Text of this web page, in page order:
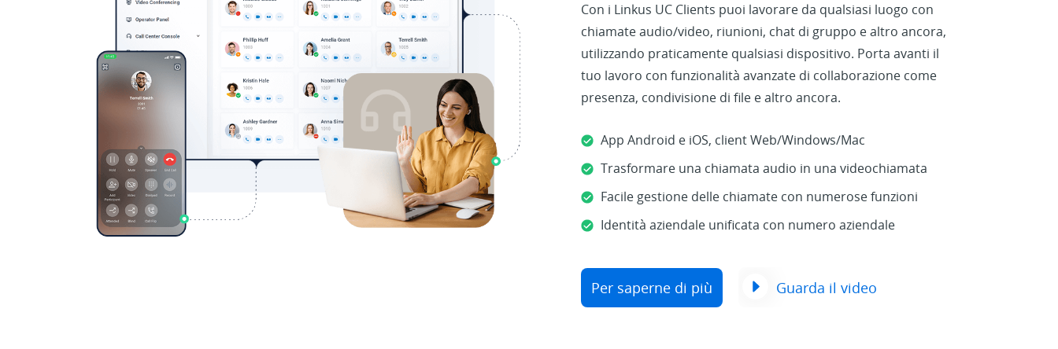
Con i Linkus UC Clients puoi lavorare da qualsiasi luogo con
chiamate audio/video, riunioni, chat di gruppo e altro ancora,
utilizzando praticamente qualsiasi dispositivo. Porta avanti il
tuo lavoro con funzionalità avanzate di collaborazione come
presenza, condivisione di file e altro ancora.
App Android e iOS, client Web/Windows/Mac
Trasformare una chiamata audio in una videochiamata
Facile gestione delle chiamate con numerose funzioni
Identità aziendale unificata con numero aziendale
Per saperne di più Guarda il video